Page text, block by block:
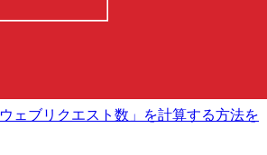
ェブリクエスト数」を計算する方法を